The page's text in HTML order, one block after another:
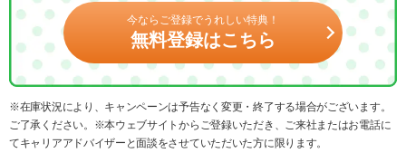
今ならご登録でうれしい特典！
無料登録はこちら
※在庫状況により、キャンペーンは予告なく変更・終了する場合がございます。
ご了承ください。※本ウェブサイトからご登録いただき、ご来社またはお電話に
てキャリアアドバイザーと面談をさせていただいた方に限ります。